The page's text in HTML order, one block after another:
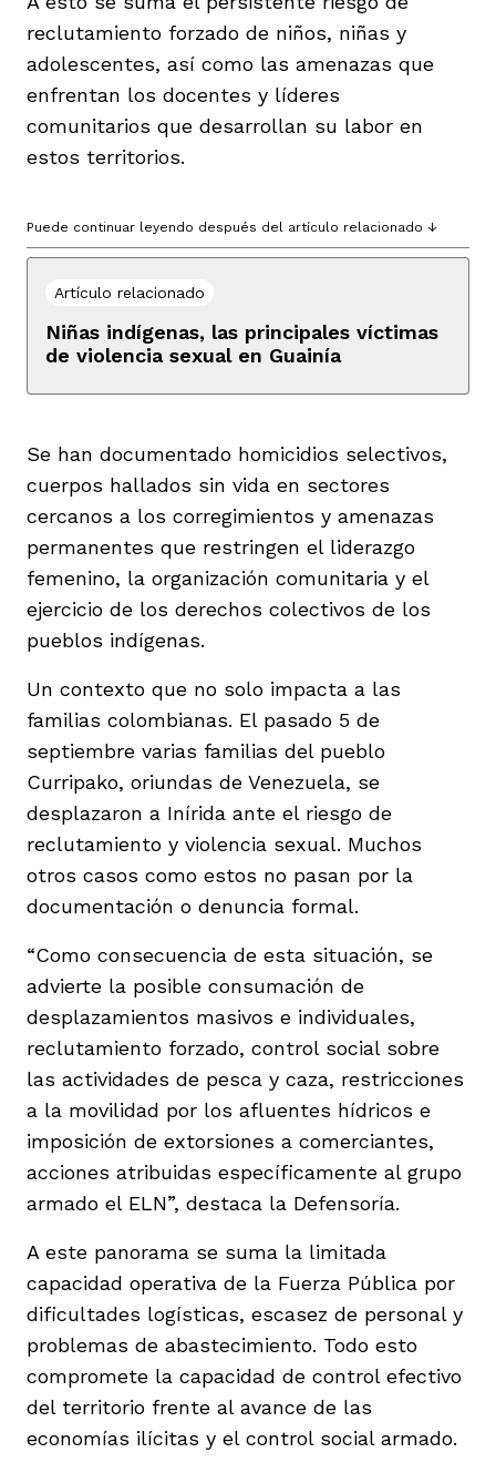
reclutamiento forzado de niños, niñas y
adolescentes, así como las amenazas que
enfrentan los docentes y líderes
comunitarios que desarrollan su labor en
estos territorios.
Puede continuar leyendo después del artículo relacionado ↓
Artículo relacionado
Niñas indígenas, las principales víctimas
de violencia sexual en Guainía
Se han documentado homicidios selectivos,
cuerpos hallados sin vida en sectores
cercanos a los corregimientos y amenazas
permanentes que restringen el liderazgo
femenino, la organización comunitaria y el
ejercicio de los derechos colectivos de los
pueblos indígenas.
Un contexto que no solo impacta a las
familias colombianas. El pasado 5 de
septiembre varias familias del pueblo
Curripako, oriundas de Venezuela, se
desplazaron a Inírida ante el riesgo de
reclutamiento y violencia sexual. Muchos
otros casos como estos no pasan por la
documentación o denuncia formal.
“Como consecuencia de esta situación, se
advierte la posible consumación de
desplazamientos masivos e individuales,
reclutamiento forzado, control social sobre
las actividades de pesca y caza, restricciones
a la movilidad por los afluentes hídricos e
imposición de extorsiones a comerciantes,
acciones atribuidas específicamente al grupo
armado el ELN”, destaca la Defensoría.
A este panorama se suma la limitada
capacidad operativa de la Fuerza Pública por
dificultades logísticas, escasez de personal y
problemas de abastecimiento. Todo esto
compromete la capacidad de control efectivo
del territorio frente al avance de las
economías ilícitas y el control social armado.